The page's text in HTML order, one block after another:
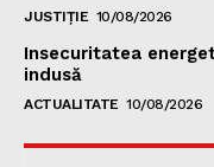
JUSTIȚIE 10/08/2026
Insecuritatea
indusă
ACTUALITATE 10/08/2026